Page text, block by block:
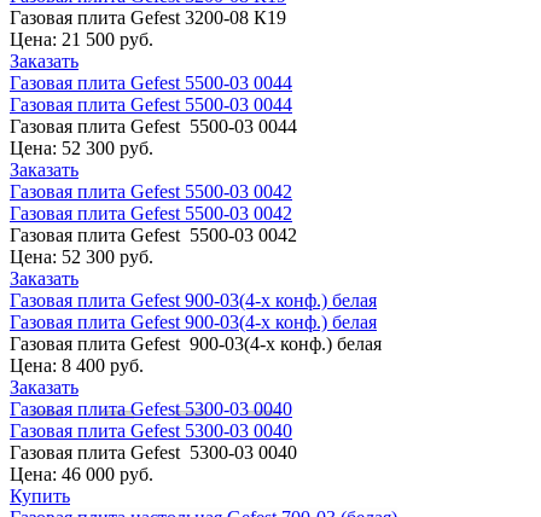
Газовая плита Gefest 3200-08 К19
Цена: 21 500 руб.
Заказать
Газовая плита Gefest 5500-03 0044
Газовая плита Gefest 5500-03 0044
Газовая плита Gefest 5500-03 0044
Цена: 52 300 руб.
Заказать
Газовая плита Gefest 5500-03 0042
Газовая плита Gefest 5500-03 0042
Газовая плита Gefest 5500-03 0042
Цена: 52 300 руб.
Заказать
Газовая плита Gefest 900-03(4-х конф.) белая
Газовая плита Gefest 900-03(4-х конф.) белая
Газовая плита Gefest 900-03(4-х конф.) белая
Цена: 8 400 руб.
Заказать
Газовая плита Gefest 5300-03 0040
Газовая плита Gefest 5300-03 0040
Газовая плита Gefest 5300-03 0040
Цена: 46 000 руб.
Купить